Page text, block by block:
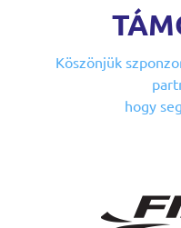
Köszönjük
hogy